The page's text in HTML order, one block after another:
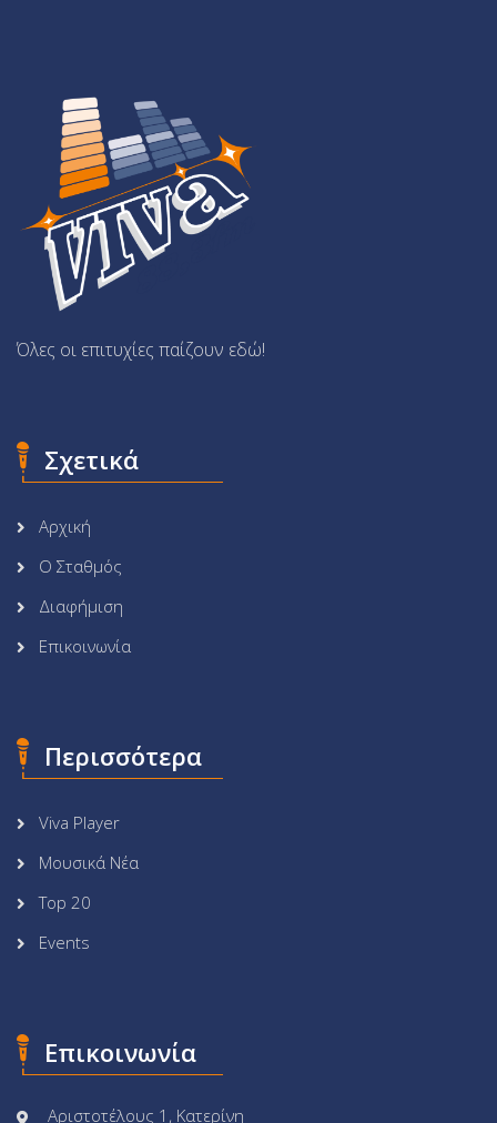
Όλες οι επιτυχίες παίζουν εδώ!
Σχετικά
Αρχική
Ο Σταθμός
Διαφήμιση
Επικοινωνία
Περισσότερα
Viva Player
Μουσικά Νέα
Top 20
Events
Επικοινωνία
Αριστοτέλους 1, Κατερίνη